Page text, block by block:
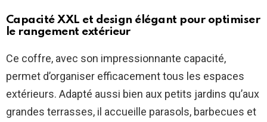
Capacité XXL et design élégant pour optimiser
le rangement extérieur
Ce coffre, avec son impressionnante capacité,
permet d’organiser efficacement tous les espaces
extérieurs. Adapté aussi bien aux petits jardins qu’aux
grandes terrasses, il accueille parasols, barbecues et